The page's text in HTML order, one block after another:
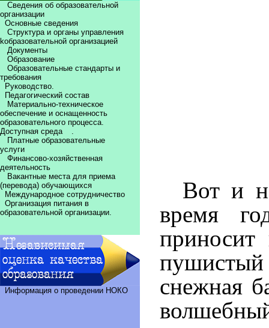
Сведения об образовательной
организации
Основные сведения
Структура и органы управления
kобразовательной организацией
Документы
Образование
Образовательные стандарты и
требования
Руководство.
Педагогический состав
Материально-техническое
обеспечение и оснащенность
образовательного процесса.
Доступная среда
.
Платные образовательные
услуги
Финансово-хозяйственная
деятельность
Вакантные места для приема
(перевода) обучающихся
Международное сотрудничество
Организация питания в
образовательной организации.
Информация о проведении НОКО
Вот и
время
снежная